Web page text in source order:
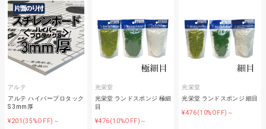
アルテ
アルテ ハイパープロタック
S 3mm厚
¥201 (35%OFF)～
光栄堂
光栄堂 ランドスポンジ 極細
目
¥476(10%OFF)～
光栄堂
光栄堂 ランドスポンジ 細目
¥476(10%OFF)～